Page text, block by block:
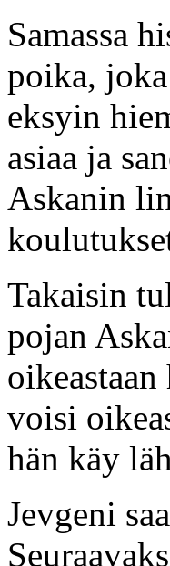
Samassa
poika, joka
eksyin
asiaa ja
Askanin
Takaisin
pojan
voisi
hän käy
Jevgeni